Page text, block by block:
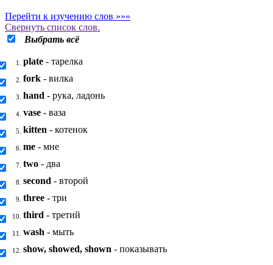
Перейти к изучению слов »»»
Свернуть список слов.
Выбрать всё
1. plate - тарелка
2. fork - вилка
3. hand - рука, ладонь
4. vase - ваза
5. kitten - котенок
6. me - мне
7. two - два
8. second - второй
9. three - три
10. third - третий
11. wash - мыть
12. show, showed, shown - показывать